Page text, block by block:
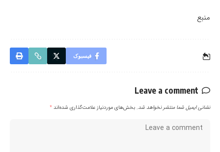
منبع
فیسبوک
Leave a comment
نشانی ایمیل شما منتشر نخواهد شد. بخش‌های موردنیاز علامت‌گذاری شده‌اند*